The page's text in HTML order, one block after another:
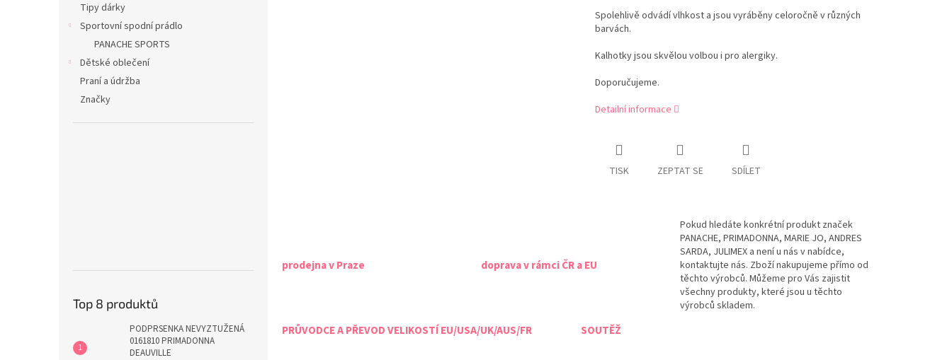
Tipy dárky
Sportovní spodní prádlo
PANACHE SPORTS
Dětské oblečení
Praní a údržba
Značky
Top 8 produktů
PODPRSENKA NEVYZTUŽENÁ
0161810 PRIMADONNA
DEAUVILLE
Spolehlivě odvádí vlhkost a jsou vyráběny celoročně v různých
barvách.
Kalhotky jsou skvělou volbou i pro alergiky.
Doporučujeme.
Detailní informace
TISK ZEPTAT SE SDÍLET
prodejna v Praze doprava v rámci ČR a EU
Pokud hledáte konkrétní produkt značek
PANACHE, PRIMADONNA, MARIE JO, ANDRES
SARDA, JULIMEX a není u nás v nabídce,
kontaktujte nás. Zboží nakupujeme přímo od
těchto výrobců. Můžeme pro Vás zajistit
všechny produkty, které jsou u těchto
výrobců skladem.
PRŮVODCE A PŘEVOD VELIKOSTÍ EU/USA/UK/AUS/FR SOUTĚŽ